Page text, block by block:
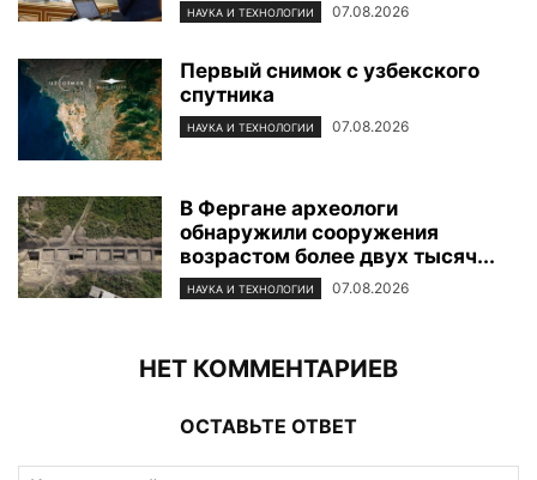
НАУКА И ТЕХНОЛОГИИ 07.08.2026
Первый снимок с узбекского
спутника
НАУКА И ТЕХНОЛОГИИ 07.08.2026
В Фергане археологи
обнаружили сооружения
возрастом более двух тысяч...
НАУКА И ТЕХНОЛОГИИ 07.08.2026
НЕТ КОММЕНТАРИЕВ
ОСТАВЬТЕ ОТВЕТ